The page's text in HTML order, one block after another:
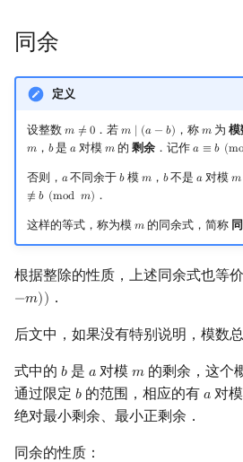
同余
定义
设整数 𝑚 ≠ 0
m≠0 ．若𝑚 ∣ (𝑎 − 𝑏)
m a−b) ，称 𝑚
m为 模
𝑚
m， 𝑏
b是𝑎
a对模 𝑚
m 的剩余 ．记作𝑎 ≡ 𝑏 (m
a ≡b (mod
否则， 𝑎
a不同余于𝑏
b模 𝑚
m， 𝑏
b不是𝑎
a 对模𝑚
m
≢ 𝑏 (mod 𝑚) ．
这样的等式，称为模 𝑚
m的同余式，简称
根据整除的性质，上述同余式也等
−𝑚)) ．
后文中，如果没有特别说明，模数
式中的 𝑏
b是 𝑎
a 对模𝑚
m 的剩余，这个
通过限定 𝑏
b的范围，相应的有 𝑎
a 对
绝对最小剩余、最小正剩余．
同余的性质：